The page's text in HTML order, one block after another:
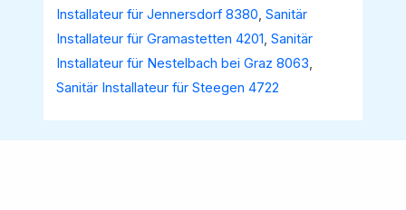
Installateur für Jennersdorf 8380,Sanitär
Installateur für Gramastetten 4201,Sanitär
Installateur für Nestelbach bei Graz 8063,
Sanitär Installateur für Steegen 4722